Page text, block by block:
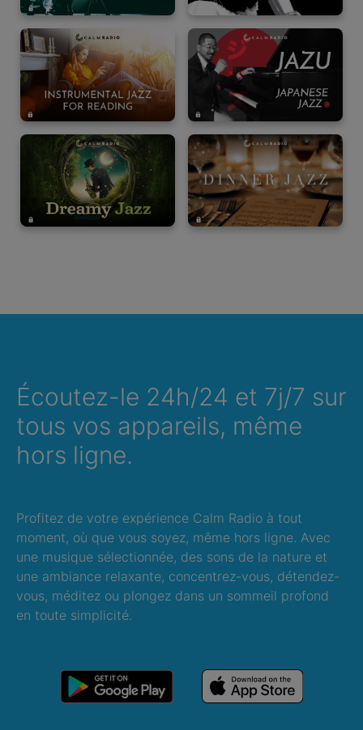
Écoutez-le 24h/24 et 7j/7 sur
tous vos appareils, même
hors ligne.
Profitez de votre expérience Calm Radio à tout
moment, où que vous soyez, même hors ligne. Avec
une musique sélectionnée, des sons de la nature et
une ambiance relaxante, concentrez-vous, détendez-
vous, méditez ou plongez dans un sommeil profond
en toute simplicité.